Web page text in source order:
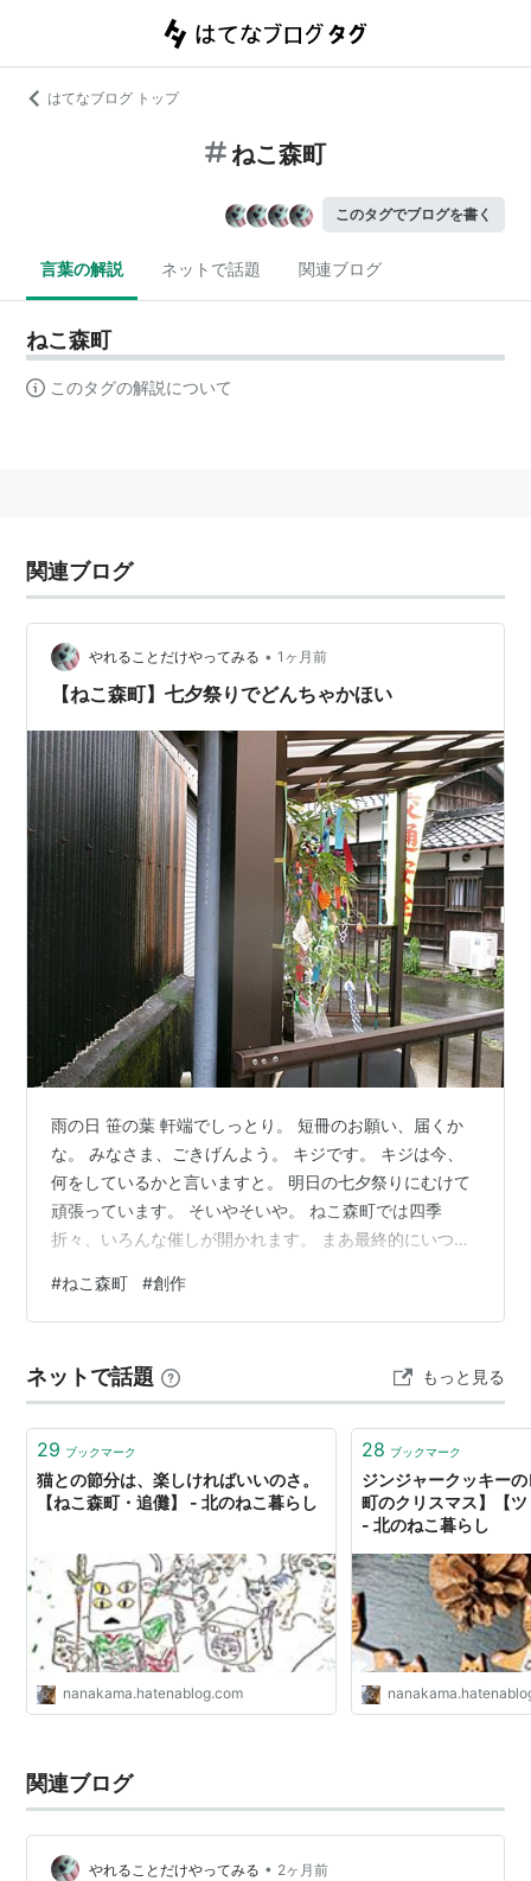
はてなブログ トップ
ねこ森町
このタグでブログを書く
言葉の解説 ネットで話題 関連ブログ
ねこ森町
このタグの解説について
関連ブログ
やれることだけやってみる • 1ヶ月前
【ねこ森町】七夕祭りでどんちゃかほい
雨の日 笹の葉 軒端でしっとり。 短冊のお願い、届くか
な。 みなさま、ごきげんよう。 キジです。 キジは今、
何をしているかと言いますと。 明日の七夕祭りにむけて
頑張っています。 そいやそいや。 ねこ森町では四季
折々、いろんな催しが開かれます。 まあ最終的にいつ
になるんですけどね。 今年の七夕祭りの目玉は、虹のふ
もとでどんちゃかホイ。 七色わんこ流しそうめん大会で
けて。 そうめんを積んだドローンを虹の上まで飛ばしま
す。 出汁を練り込んだおいしいそうめん。 それをドロー
ンが虹のてっぺんから流しま…
#ねこ森町 #創作
ネットで話題 もっと見る
29 ブックマーク
猫との節分は、楽しければいいのさ。
【ねこ森町・追儺】 - 北のねこ暮らし
nanakama.hatenablog.com
28 ブックマーク
ジンジャークッキー
町のクリスマス】【
- 北のねこ暮らし
関連ブログ
やれることだけやってみる • 2ヶ月前